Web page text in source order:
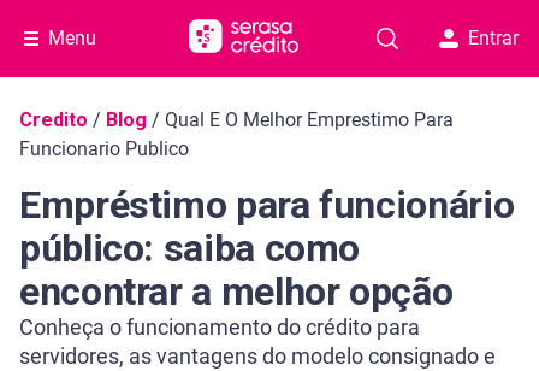
Menu Entrar
Navegação do blog
Credito / Blog / Qual E O Melhor Emprestimo Para
Funcionario Publico
Empréstimo para funcionário
público: saiba como
encontrar a melhor opção
Conheça o funcionamento do crédito para
servidores, as vantagens do modelo consignado e